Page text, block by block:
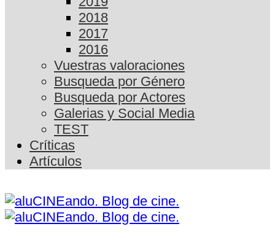
2018
2017
2016
Vuestras valoraciones
Busqueda por Género
Busqueda por Actores
Galerias y Social Media
TEST
Críticas
Artículos